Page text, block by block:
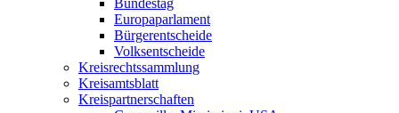
Bundestag
Europaparlament
Bürgerentscheide
Volksentscheide
Kreisrechtssammlung
Kreisamtsblatt
Kreispartnerschaften